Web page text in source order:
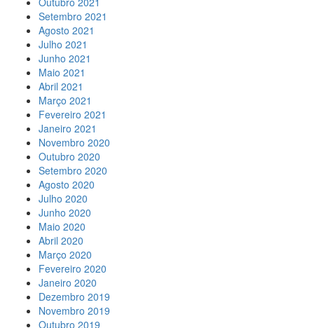
Setembro 2021
Agosto 2021
Julho 2021
Junho 2021
Maio 2021
Abril 2021
Março 2021
Fevereiro 2021
Janeiro 2021
Novembro 2020
Outubro 2020
Setembro 2020
Agosto 2020
Julho 2020
Junho 2020
Maio 2020
Abril 2020
Março 2020
Fevereiro 2020
Janeiro 2020
Dezembro 2019
Novembro 2019
Outubro 2019